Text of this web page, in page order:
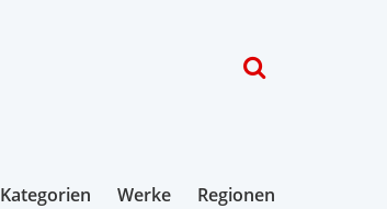
Kategorien Werke Regionen